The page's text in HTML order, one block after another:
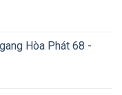
Hòa Phát 68 -